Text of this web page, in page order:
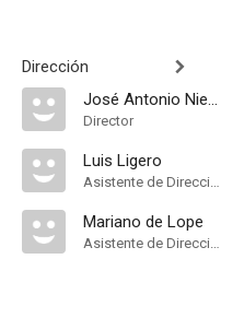
Dirección
José Antonio Nieves Conde
Director
Luis Ligero
Asistente de Dirección
Mariano de Lope
Asistente de Dirección